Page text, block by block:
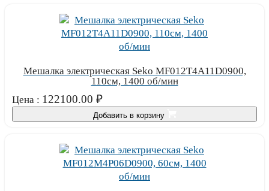
Мешалка электрическая Seko MF012T4A11D0900,
110см, 1400 об/мин
Цена : 122100.00 ₽
Добавить в корзину